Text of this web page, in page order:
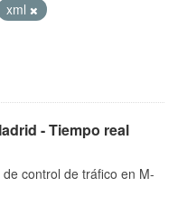
xml
- Tiempo real
control de tráfico en M-